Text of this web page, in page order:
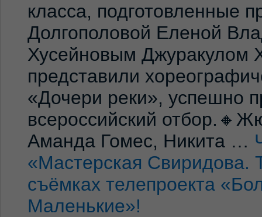
класса, подготовленные
Долгополовой Еленой
Хусейновым Джуракулом
представили
«Дочери реки», успешно
всероссийский
Аманда Гомес, Никита …
«Мастерская Свиридова.
съёмках телепроекта
Маленькие»!